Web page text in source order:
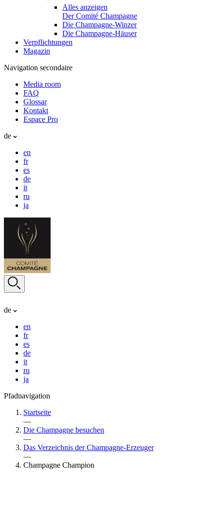
Alles anzeigen
Der Comité Champagne
Die Champagne-Winzer
Die Champagne-Häuser
Verpflichtungen
Magazin
Navigation secondaire
Media room
FAQ
Glossar
Kontakt
Espace Pro
de
en
fr
es
de
it
ru
ja
de
en
fr
es
de
it
ru
ja
Pfadnavigation
Startseite
—
Die Champagne besuchen
—
Das Verzeichnis der Champagne-Erzeuger
—
Champagne Champion